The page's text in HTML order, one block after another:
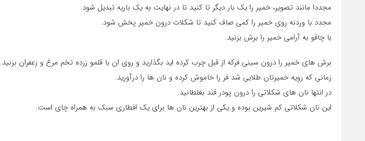
مجددا مانند تصویر، خمیر را یک بار دیگر تا کنید تا در نهایت به یک باریه تبدیل شود.
مجدد با وردنه روی خمیر را کمی صاف کنید تا شکلات درون خمیر پخش شود.
با چاقو به آرامی خمیر را برش بزنید.
برش های خمیر را درون سینی فرکه از قبل چرب کرده اید بگذارید و روی ان با قلمو زرده تخم مرغ و زعفران بزنید.
زمانی که رویه خمیرتان طلایی شد فر را خاموش کرده و نان ها را درآورید.
در انتها نان های شکلاتی را درون پودر قند بغلطانید.
این نان شکلاتی کم شیرین بوده و یکی از بهترین نان ها برای یک افطاری سبک به همراه چای است.